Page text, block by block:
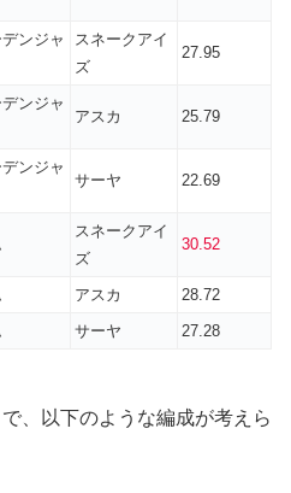
ンジャ
スネークアイ
ズ
27.95
ンジャ
アスカ 25.79
ンジャ
サーヤ 22.69
スネークアイ
ズ
30.52
アスカ
28.72
サーヤ 27.28
、以下のような編成が考えら